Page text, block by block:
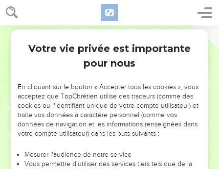
NE MANQUEZ PAS L’ÉVÉNEMENT
DE L’ANNÉE !
ET SI LEURS ERREURS POUVAIENT VOUS ÉVITER LES
VOTRES ?
leur foi ou leur vision. Mais on voit moins les doutes, les erreurs
et les saisons difficiles qu'ils ont traversés, alors même que ce
Votre vie privée est importante
pour nous
En cliquant sur le bouton « Accepter tous les cookies », vous
acceptez que TopChrétien utilise des traceurs (comme des
cookies ou l'identifiant unique de votre compte utilisateur) et
traite vos données à caractère personnel (comme vos
données de navigation et les informations renseignées dans
votre compte utilisateur) dans les buts suivants :
Mesurer l'audience de notre service
Vous permettre d'utiliser des services tiers tels que de la